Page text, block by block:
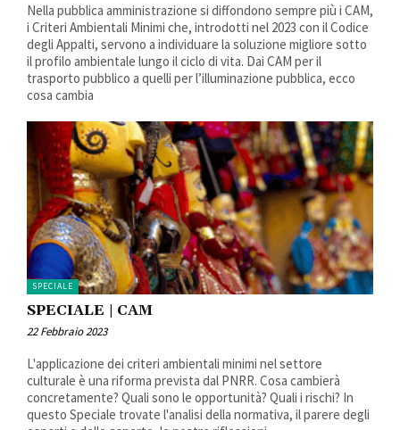
Nella pubblica amministrazione si diffondono sempre più i CAM,
i Criteri Ambientali Minimi che, introdotti nel 2023 con il Codice
degli Appalti, servono a individuare la soluzione migliore sotto
il profilo ambientale lungo il ciclo di vita. Dai CAM per il
trasporto pubblico a quelli per l’illuminazione pubblica, ecco
cosa cambia
SPECIALE
SPECIALE | CAM
22 Febbraio 2023
L'applicazione dei criteri ambientali minimi nel settore
culturale è una riforma prevista dal PNRR. Cosa cambierà
concretamente? Quali sono le opportunità? Quali i rischi? In
questo Speciale trovate l'analisi della normativa, il parere degli